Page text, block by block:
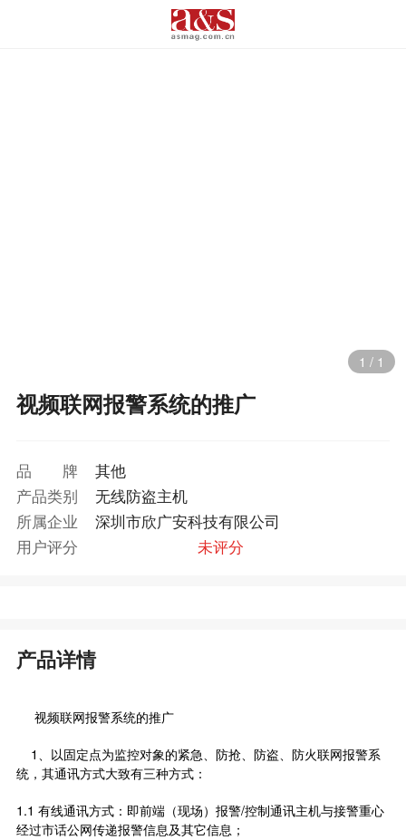
1 / 1
视频联网报警系统的推广
品牌
其他
产品类别
无线防盗主机
所属企业
深圳市欣广安科技有限公司
用户评分
未评分
产品详情
视频联网报警系统的推广
1、以固定点为监控对象的紧急、防抢、防盗、防火联网报警系
统，其通讯方式大致有三种方式：
1.1 有线通讯方式：即前端（现场）报警/控制通讯主机与接警重心
经过市话公网传递报警信息及其它信息；